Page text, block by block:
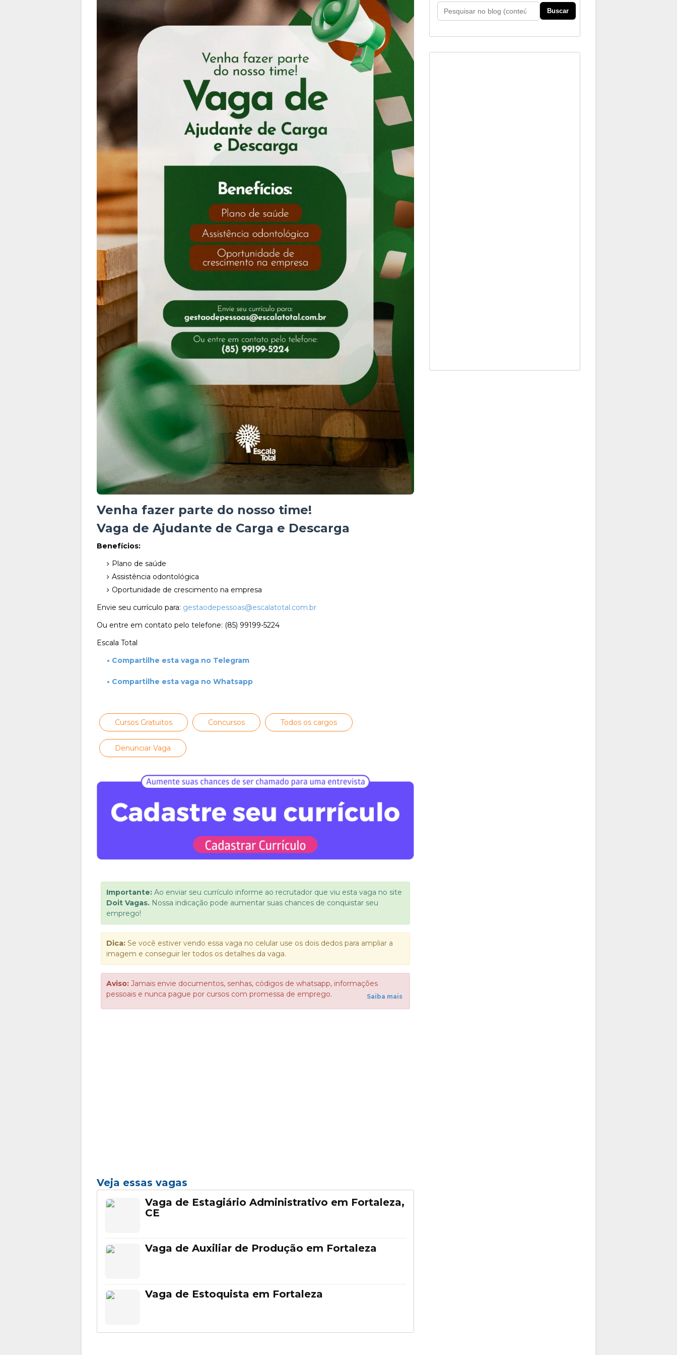
Venha fazer parte do nosso time!
Vaga de Ajudante de Carga e Descarga
Benefícios:
Plano de saúde
Assistência odontológica
Oportunidade de crescimento na empresa
Envie seu currículo para: gestaodepessoas@escalatotal.com.br
Ou entre em contato pelo telefone: (85) 99199-5224
Escala Total
• Compartilhe esta vaga no Telegram
• Compartilhe esta vaga no Whatsapp
Cursos Gratuitos Concursos Todos os cargos
Denunciar Vaga
Importante: Ao enviar seu currículo informe ao recrutador que viu esta vaga no site
Doit Vagas. Nossa indicação pode aumentar suas chances de conquistar seu
emprego!
Dica: Se você estiver vendo essa vaga no celular use os dois dedos para ampliar a
imagem e conseguir ler todos os detalhes da vaga.
Aviso: Jamais envie documentos, senhas, códigos de whatsapp, informações
pessoais e nunca pague por cursos com promessa de emprego.
Saiba mais
Veja essas vagas
Vaga de Estagiário Administrativo em Fortaleza,
CE
Vaga de Auxiliar de Produção em Fortaleza
Vaga de Estoquista em Fortaleza
Buscar